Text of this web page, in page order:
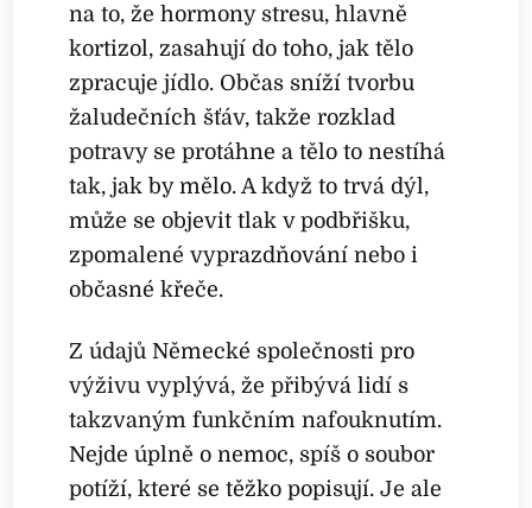
na to, že hormony stresu, hlavně
kortizol, zasahují do toho, jak tělo
zpracuje jídlo. Občas sníží tvorbu
žaludečních šťáv, takže rozklad
potravy se protáhne a tělo to nestíhá
tak, jak by mělo. A když to trvá dýl,
může se objevit tlak v podbřišku,
zpomalené vyprazdňování nebo i
občasné křeče.
Z údajů Německé společnosti pro
výživu vyplývá, že přibývá lidí s
takzvaným funkčním nafouknutím.
Nejde úplně o nemoc, spíš o soubor
potíží, které se těžko popisují. Je ale